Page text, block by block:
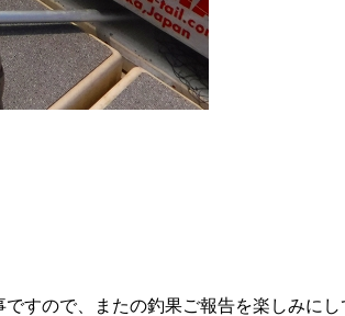
すので、またの釣果ご報告を楽しみにし